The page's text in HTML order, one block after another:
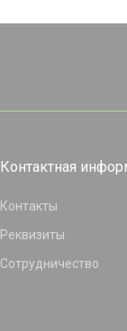
Контактная
Контакты
Реквизиты
Сотрудничество